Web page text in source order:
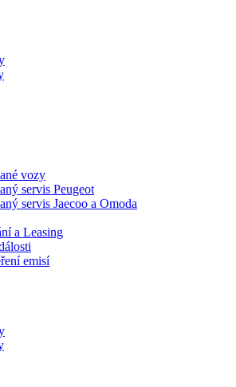
vozy
servis Peugeot
servis Jaecoo a Omoda
a Leasing
emisí